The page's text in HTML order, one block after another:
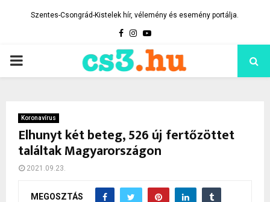
Szentes-Csongrád-Kistelek hír, vélemény és esemény portálja.
Facebook
Instagram
Youtube
PRIMARY
Koronavírus
Elhunyt két beteg, 526 új fertőzöttet
találtak Magyarországon
2021.09.23.
MEGOSZTÁS